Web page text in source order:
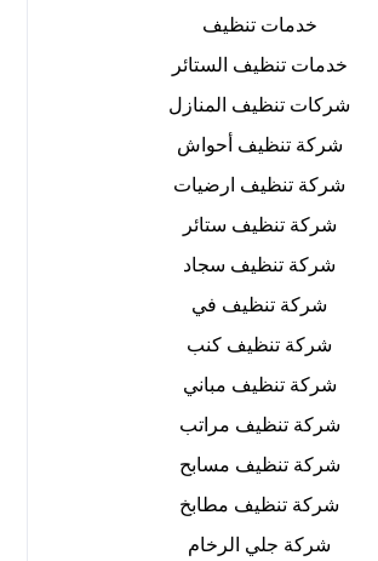
خدمات تنظيف
خدمات تنظيف الستائر
شركات تنظيف المنازل
شركة تنظيف أحواش
شركة تنظيف ارضيات
شركة تنظيف ستائر
شركة تنظيف سجاد
شركة تنظيف في
شركة تنظيف كنب
شركة تنظيف مباني
شركة تنظيف مراتب
شركة تنظيف مسابح
شركة تنظيف مطابخ
شركة جلي الرخام